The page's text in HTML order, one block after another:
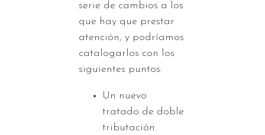
serie de cambios a los
que hay que prestar
atención, y podríamos
catalogarlos con los
siguientes puntos:
Un nuevo
tratado de doble
tributación.